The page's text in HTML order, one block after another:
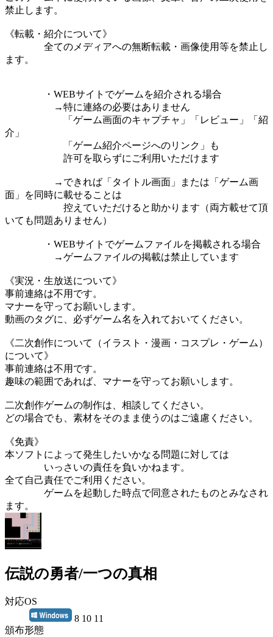
禁止します。
《転載・紹介について》
全てのメディアへの無断転載・画像使用等を禁止し
ます。
・WEBサイトでゲームを紹介される場合
→特に連絡の必要はありません
「ゲーム画面のキャプチャ」「レビュー」「紹
介」
「ゲーム紹介ページへのリンク」も
許可を取らずにご利用いただけます
→できれば「タイトル画面」または「ゲーム画
面」を同時に載せることは
控えていただけると助かります（両方載せて頂
いても問題ありません）
・WEBサイトでゲームファイルを掲載される場合
→ゲームファイルの掲載は禁止しています
《実況・生放送について》
事前連絡は不用です。
マナーを守ってお願いします。
動画のタグに、必ずゲーム名を入れておいてください。
《二次創作について（イラスト・漫画・コスプレ・ゲーム）
について》
事前連絡は不用です。
趣味の範囲であれば、マナーを守ってお願いします。
二次創作ゲームの制作は、相談してください。
どの場合でも、素材をそのまま使うのはご遠慮ください。
《免責》
本ソフトによって発生したいかなる問題に対しては
いっさいの責任を負いかねます。
全て自己責任でご利用ください。
ゲームを起動した時点で同意されたものとみなされ
ます。
伝説の勇者/一つの真相
対応OS
8 10 11
頒布形態